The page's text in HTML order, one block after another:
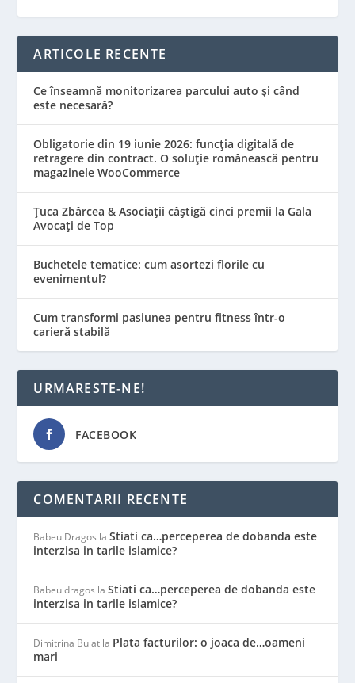
ARTICOLE RECENTE
Ce înseamnă monitorizarea parcului auto și când
este necesară?
Obligatorie din 19 iunie 2026: funcția digitală de
retragere din contract. O soluție românească pentru
magazinele WooCommerce
Țuca Zbârcea & Asociații câștigă cinci premii la Gala
Avocați de Top
Buchetele tematice: cum asortezi florile cu
evenimentul?
Cum transformi pasiunea pentru fitness într-o
carieră stabilă
URMARESTE-NE!
FACEBOOK
COMENTARII RECENTE
Babeu Dragos laStiati ca…perceperea de dobanda este
interzisa in tarile islamice?
Babeu dragos laStiati ca…perceperea de dobanda este
interzisa in tarile islamice?
Dimitrina Bulat la Plata facturilor: o joaca de…oameni
mari